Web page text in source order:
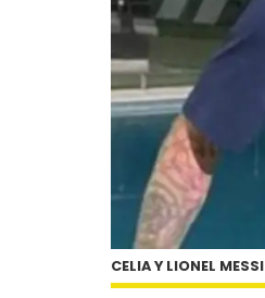
CELIA Y LIONEL MESSI